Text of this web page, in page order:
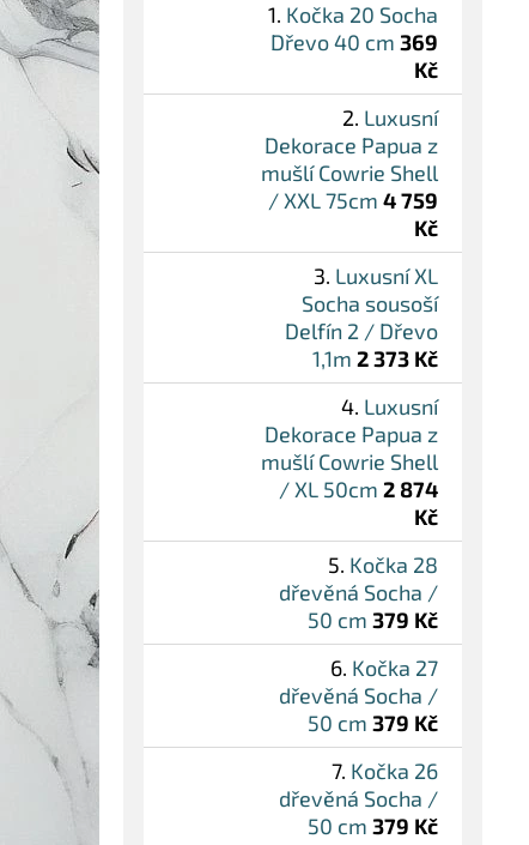
Kočka 20 Socha
Dřevo 40 cm 369
Kč
Luxusní
Dekorace Papua z
mušlí Cowrie Shell
/ XXL 75cm 4 759
Kč
Luxusní XL
Socha sousoší
Delfín 2 / Dřevo
1,1m 2 373 Kč
Luxusní
Dekorace Papua z
mušlí Cowrie Shell
/ XL 50cm 2 874
Kč
Kočka 28
dřevěná Socha /
50 cm 379 Kč
Kočka 27
dřevěná Socha /
50 cm 379 Kč
Kočka 26
dřevěná Socha /
50 cm 379 Kč